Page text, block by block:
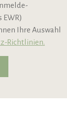
Ihre Auswahl
Richtlinien.